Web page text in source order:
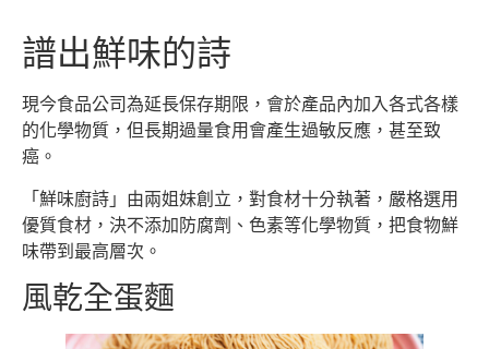
譜出鮮味的詩
現今食品公司為延長保存期限，會於產品內加入各式各樣
的化學物質，但長期過量食用會產生過敏反應，甚至致
癌。
「鮮味廚詩」由兩姐妹創立，對食材十分執著，嚴格選用
優質食材，決不添加防腐劑、色素等化學物質，把食物鮮
味帶到最高層次。
風乾全蛋麵